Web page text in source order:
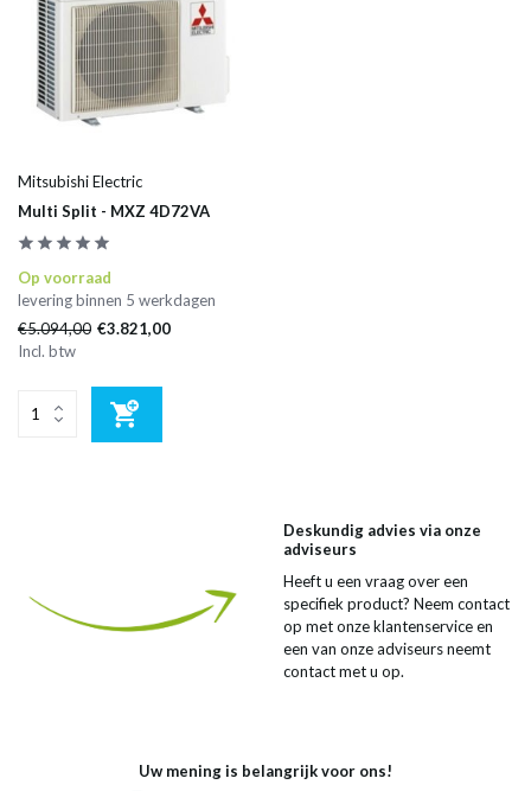
Mitsubishi Electric
Multi Split - MXZ 4D72VA
Op voorraad
levering binnen 5 werkdagen
€5.094,00 €3.821,00
Incl. btw
Deskundig advies via onze
adviseurs
Heeft u een vraag over een
specifiek product? Neem contact
op met onze klantenservice en
een van onze adviseurs neemt
contact met u op.
Uw mening is belangrijk voor ons!